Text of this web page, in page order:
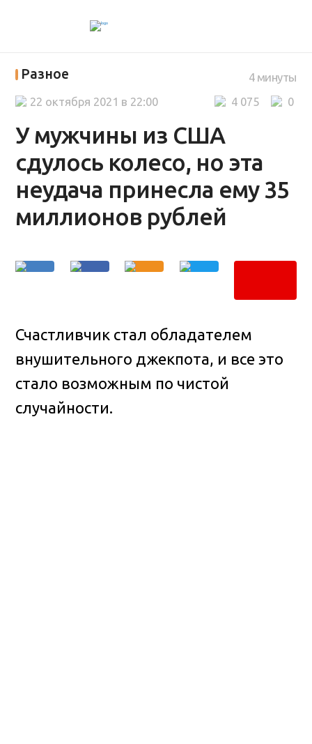
Разное
У мужчины из США
сдулось колесо, но эта
неудача принесла ему 35
миллионов рублей
4 минуты
0
4 075
22 октября 2021 в 22:00
Счастливчик стал обладателем
внушительного джекпота, и все это
стало возможным по чистой
случайности.